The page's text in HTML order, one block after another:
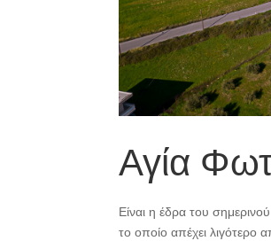
Αγία
Είναι η έδρα του
το οποίο απέχει λιγότερο